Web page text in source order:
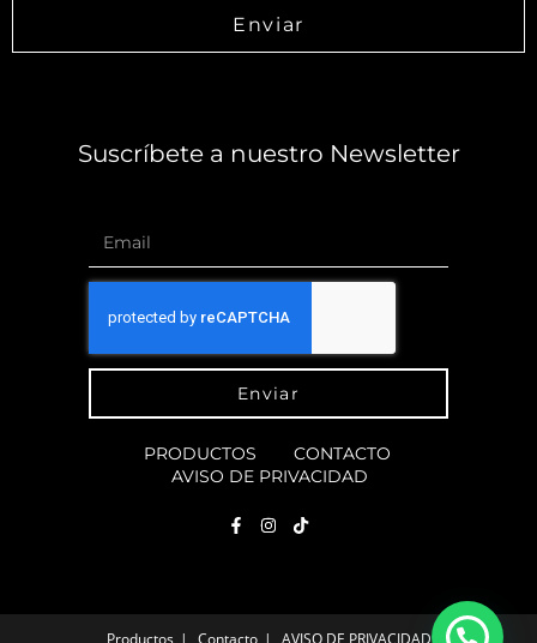
Enviar
Suscríbete a nuestro Newsletter
Enviar
PRODUCTOS
CONTACTO
AVISO DE PRIVACIDAD